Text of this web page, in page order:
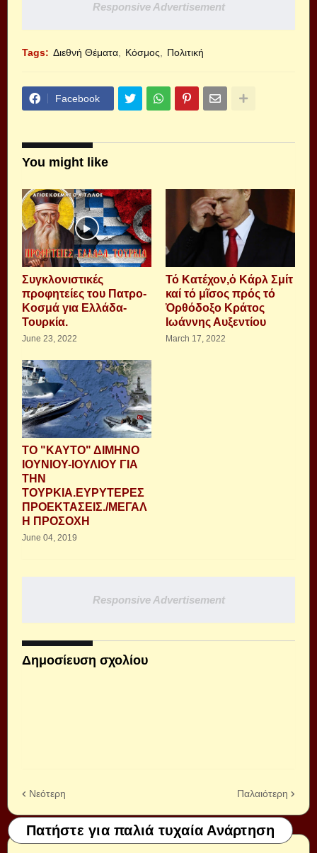
Responsive Advertisement
Tags: Διεθνή Θέματα Κόσμος Πολιτική
Facebook
You might like
Συγκλονιστικές
προφητείες του Πατρο-
Κοσμά για Ελλάδα-
Τουρκία.
June 23, 2022
Τό Κατέχον,ὁ Κάρλ Σμίτ
καί τό μῖσος πρός τό
Ὀρθόδοξο Κράτος
Ιωάννης Αυξεντίου
March 17, 2022
ΤΟ "ΚΑΥΤΟ" ΔΙΜΗΝΟ
ΙΟΥΝΙΟΥ-ΙΟΥΛΙΟΥ ΓΙΑ
ΤΗΝ
ΤΟΥΡΚΙΑ.ΕΥΡΥΤΕΡΕΣ
ΠΡOΕΚΤΑΣΕΙΣ./MEΓΑΛ
Η ΠΡΟΣΟΧΗ
June 04, 2019
Responsive Advertisement
Δημοσίευση σχολίου
Νεότερη Παλαιότερη
Πατήστε για παλιά τυχαία Ανάρτηση